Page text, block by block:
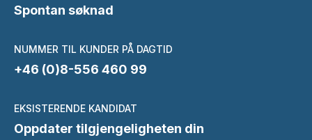
Spontan søknad
NUMMER TIL KUNDER PÅ DAGTID
+46 (0)8-556 460 99
EKSISTERENDE KANDIDAT
Oppdater tilgjengeligheten din